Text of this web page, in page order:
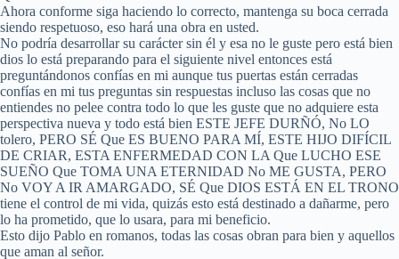
Ahora conforme siga haciendo lo correcto, mantenga su boca cerrada
siendo respetuoso, eso hará una obra en usted.
No podría desarrollar su carácter sin él y esa no le guste pero está bien
dios lo está preparando para el siguiente nivel entonces está
preguntándonos confías en mi aunque tus puertas están cerradas
confías en mi tus preguntas sin respuestas incluso las cosas que no
entiendes no pelee contra todo lo que les guste que no adquiere esta
perspectiva nueva y todo está bien ESTE JEFE DURÑÓ, No LO
tolero, PERO SÉ Que ES BUENO PARA MÍ, ESTE HIJO DIFÍCIL
DE CRIAR, ESTA ENFERMEDAD CON LA Que LUCHO ESE
SUEÑO Que TOMA UNA ETERNIDAD No ME GUSTA, PERO
No VOY A IR AMARGADO, SÉ Que DIOS ESTÁ EN EL TRONO
tiene el control de mi vida, quizás esto está destinado a dañarme, pero
lo ha prometido, que lo usara, para mi beneficio.
Esto dijo Pablo en romanos, todas las cosas obran para bien y aquellos
que aman al señor.